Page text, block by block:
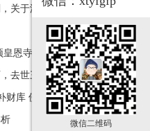
关于添丁份子钱
皇恩寺化太岁 接
去世三周年祭祀
财库 佛历2566年
微信二维码